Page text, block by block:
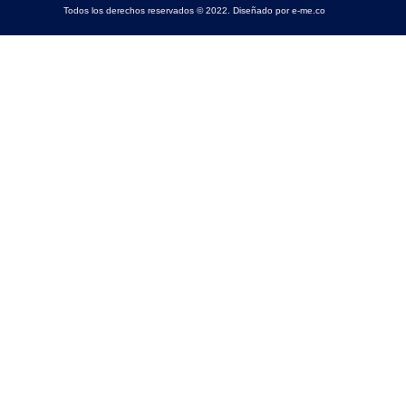
Todos los derechos reservados © 2022. Diseñado por e-me.co